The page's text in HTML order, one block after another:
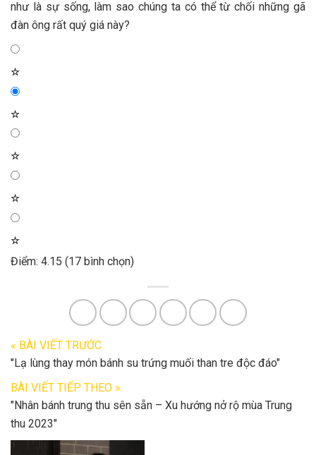
như là sự sống, làm sao chúng ta có thể từ chối những gã
đàn ông rất quý giá này?
☆
☆
☆
☆
☆
Điểm: 4.15 (17 bình chọn)
« BÀI VIẾT TRƯỚC
"Lạ lùng thay món bánh su trứng muối than tre độc đáo"
BÀI VIẾT TIẾP THEO »
"Nhân bánh trung thu sên sẵn – Xu hướng nở rộ mùa Trung
thu 2023"